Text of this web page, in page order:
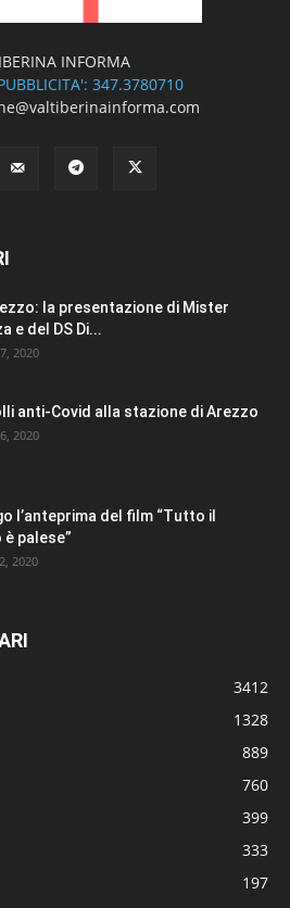
INFORMA
347.3780710
la presentazione di Mister
e del DS Di...
2020
anti-Covid alla stazione di Arezzo
2020
l’anteprima del film “Tutto il
è palese”
2020
3412
1328
889
760
399
333
197